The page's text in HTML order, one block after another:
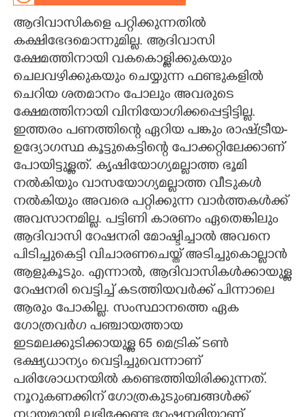
CARTOONS
LITERATURE
CONTACT US
ആദിവാസികളെ പറ്റിക്കുന്നതിൽ
കക്ഷിഭേദമൊന്നുമില്ല. ആദിവാസി
ക്ഷേമത്തിനായി വകകൊള്ളിക്കുകയും
ചെലവഴിക്കുകയും ചെയ്യുന്ന ഫണ്ടുകളിൽ
ചെറിയ ശതമാനം പോലും അവരുടെ
ക്ഷേമത്തിനായി വിനിയോഗിക്കപ്പെട്ടിട്ടില്ല.
ഇത്തരം പണത്തിന്റെ ഏറിയ പങ്കും രാഷ്ട്രീയ-
ഉദ്യോഗസ്ഥ കൂട്ടുകെട്ടിന്റെ പോക്കറ്റിലേക്കാണ്
പോയിട്ടുള്ളത്. കൃഷിയോഗ്യമല്ലാത്ത ഭൂമി
നൽകിയും വാസയോഗ്യമല്ലാത്ത വീടുകൾ
നൽകിയും അവരെ പറ്റിക്കുന്ന വാർത്തകൾക്ക്
അവസാനമില്ല. പട്ടിണി കാരണം ഏതെങ്കിലും
ആദിവാസി റേഷനരി മോഷ്ടിച്ചാൽ അവനെ
പിടിച്ചുകെട്ടി വിചാരണചെയ്ത് അടിച്ചുകൊല്ലാൻ
ആളുകൂടും. എന്നാൽ, ആദിവാസികൾക്കായുള്ള
റേഷനരി വെട്ടിച്ച് കടത്തിയവർക്ക് പിന്നാലെ
ആരും പോകില്ല. സംസ്ഥാനത്തെ ഏക
ഗോത്രവർഗ പഞ്ചായത്തായ
ഇടമലക്കുടിക്കായുള്ള 65 മെട്രിക് ടൺ
ഭക്ഷ്യധാന്യം വെട്ടിച്ചുവെന്നാണ്
പരിശോധനയിൽ കണ്ടെത്തിയിരിക്കുന്നത്.
നൂറുകണക്കിന് ഗോത്രകുടുംബങ്ങൾക്ക്